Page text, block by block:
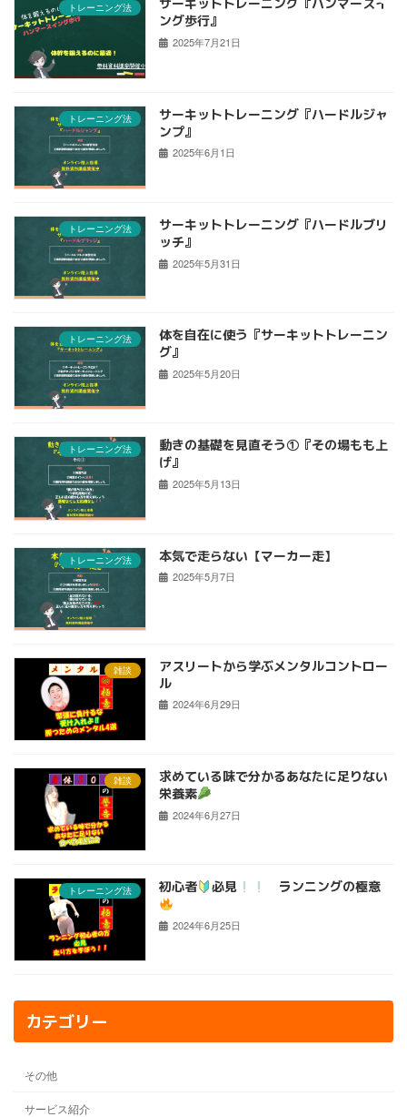
トレーニング法
サーキットトレーニング『ハンマースイ
ング歩行』
2025年7月21日
トレーニング法
サーキットトレーニング『ハードルジャ
ンプ』
2025年6月1日
トレーニング法
サーキットトレーニング『ハードルブリ
ッチ』
2025年5月31日
トレーニング法
体を自在に使う『サーキットトレーニン
グ』
2025年5月20日
トレーニング法
動きの基礎を見直そう①『その場もも上
げ』
2025年5月13日
トレーニング法 本気で走らない【マーカー走】
2025年5月7日
雑談
アスリートから学ぶメンタルコントロー
ル
2024年6月29日
雑談
求めている味で分かるあなたに足りない
栄養素
2024年6月27日
トレーニング法 初心者 必見 ランニングの極意
2024年6月25日
カテゴリー
その他
サービス紹介